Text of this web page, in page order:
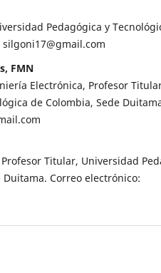
Pedagógica y
FMN
Electrónica, Profesor
de Colombia, Sede
Titular, Universidad
Correo electrónico: